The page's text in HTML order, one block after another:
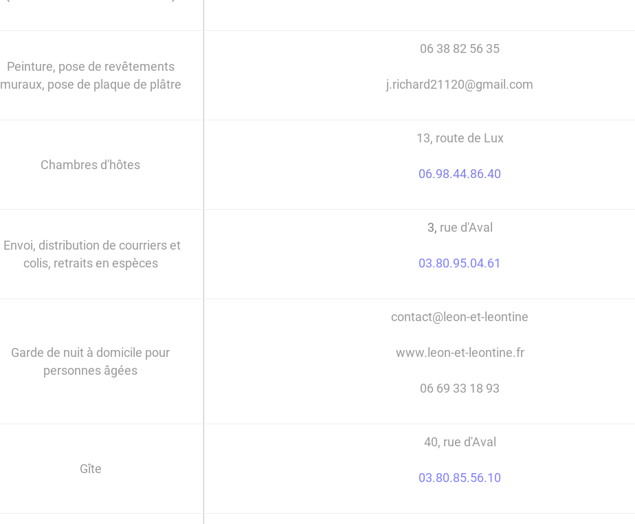
Peinture, pose de revêtements
muraux, pose de plaque de plâtre
06 38 82 56 35
j.richard21120@gmail.com
Chambres d'hôtes
13, route de Lux
06.98.44.86.40
Envoi, distribution de courriers et
colis, retraits en espèces
3, rue d'Aval
03.80.95.04.61
Garde de nuit à domicile pour
personnes âgées
contact@leon-et-leontine
www.leon-et-leontine.fr
06 69 33 18 93
Gîte
40, rue d'Aval
03.80.85.56.10